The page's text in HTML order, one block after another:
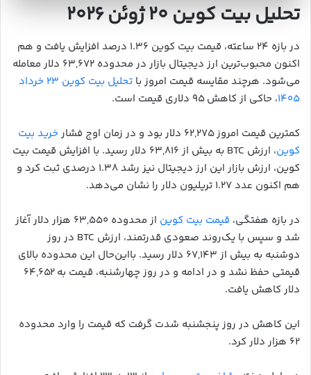
تحلیل بیت کوین ۲۰ ژوئن ۲۰۲۶
در بازه ۲۴ ساعته، قیمت بیت کوین ۱.۳۶ درصد افزایش یافت و هم
اکنون محبوب‌ترین ارز دیجیتال بازار در محدوده ۶۳,۶۷۲ دلار معامله
می‌شود. هرچند مقایسه قیمت امروز با
تحلیل بیت کوین ۲۳ خرداد
۱۴۰۵، حاکی از کاهش ۹۵ دلاری قیمت است.
کمترین قیمت امروز ۶۲,۲۷۵ دلار بود و در زمان اوج فشار
خرید بیت
کوین
، ارزش BTC به بیش از ۶۳,۸۱۶ دلار رسید. با افزایش قیمت بیت
کوین، ارزش بازار این ارز دیجیتال نیز رشد ۱.۳۸ درصدی ثبت کرد و
هم اکنون عدد ۱.۲۷ تریلیون دلار را نشان می‌دهد.
در بازه هفتگی، قیمت بیت کوین
از محدوده ۶۳,۵۵۰ هزار دلار آغاز
شد و سپس با یک‌روند صعودی قدرتمند، ارزش BTC در روز
دوشنبه به بیش از ۶۷,۱۴۳ دلار رسید. بااین‌حال این محدوده بالای
قیمتی حفظ نشد و در ادامه و در روز چهارشنبه، قیمت به ۶۴,۶۵۲
دلار کاهش یافت.
این کاهش در روز پنجشنبه شدت گرفت که قیمت را وارد محدوده
۶۲ هزار دلار کرد.